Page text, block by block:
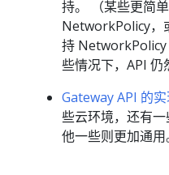
持。 （某些更简
NetworkPolicy，
持 NetworkPolicy
些情况下，API 仍
Gateway API 的
些云环境，还有
他一些则更加通用